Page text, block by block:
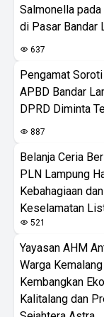
Salmonella
di Pasar Bandar
637
Pengamat
APBD Bandar
DPRD Diminta
887
Belanja Ceria
PLN Lampung
Kebahagiaan
Keselamatan
521
Yayasan AHM
Warga
Kembangkan
Kalitalang dan